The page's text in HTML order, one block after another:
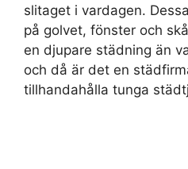
slitaget i vardagen.
på golvet, fönster och
en djupare städning än
och då är det en
tillhandahålla tunga